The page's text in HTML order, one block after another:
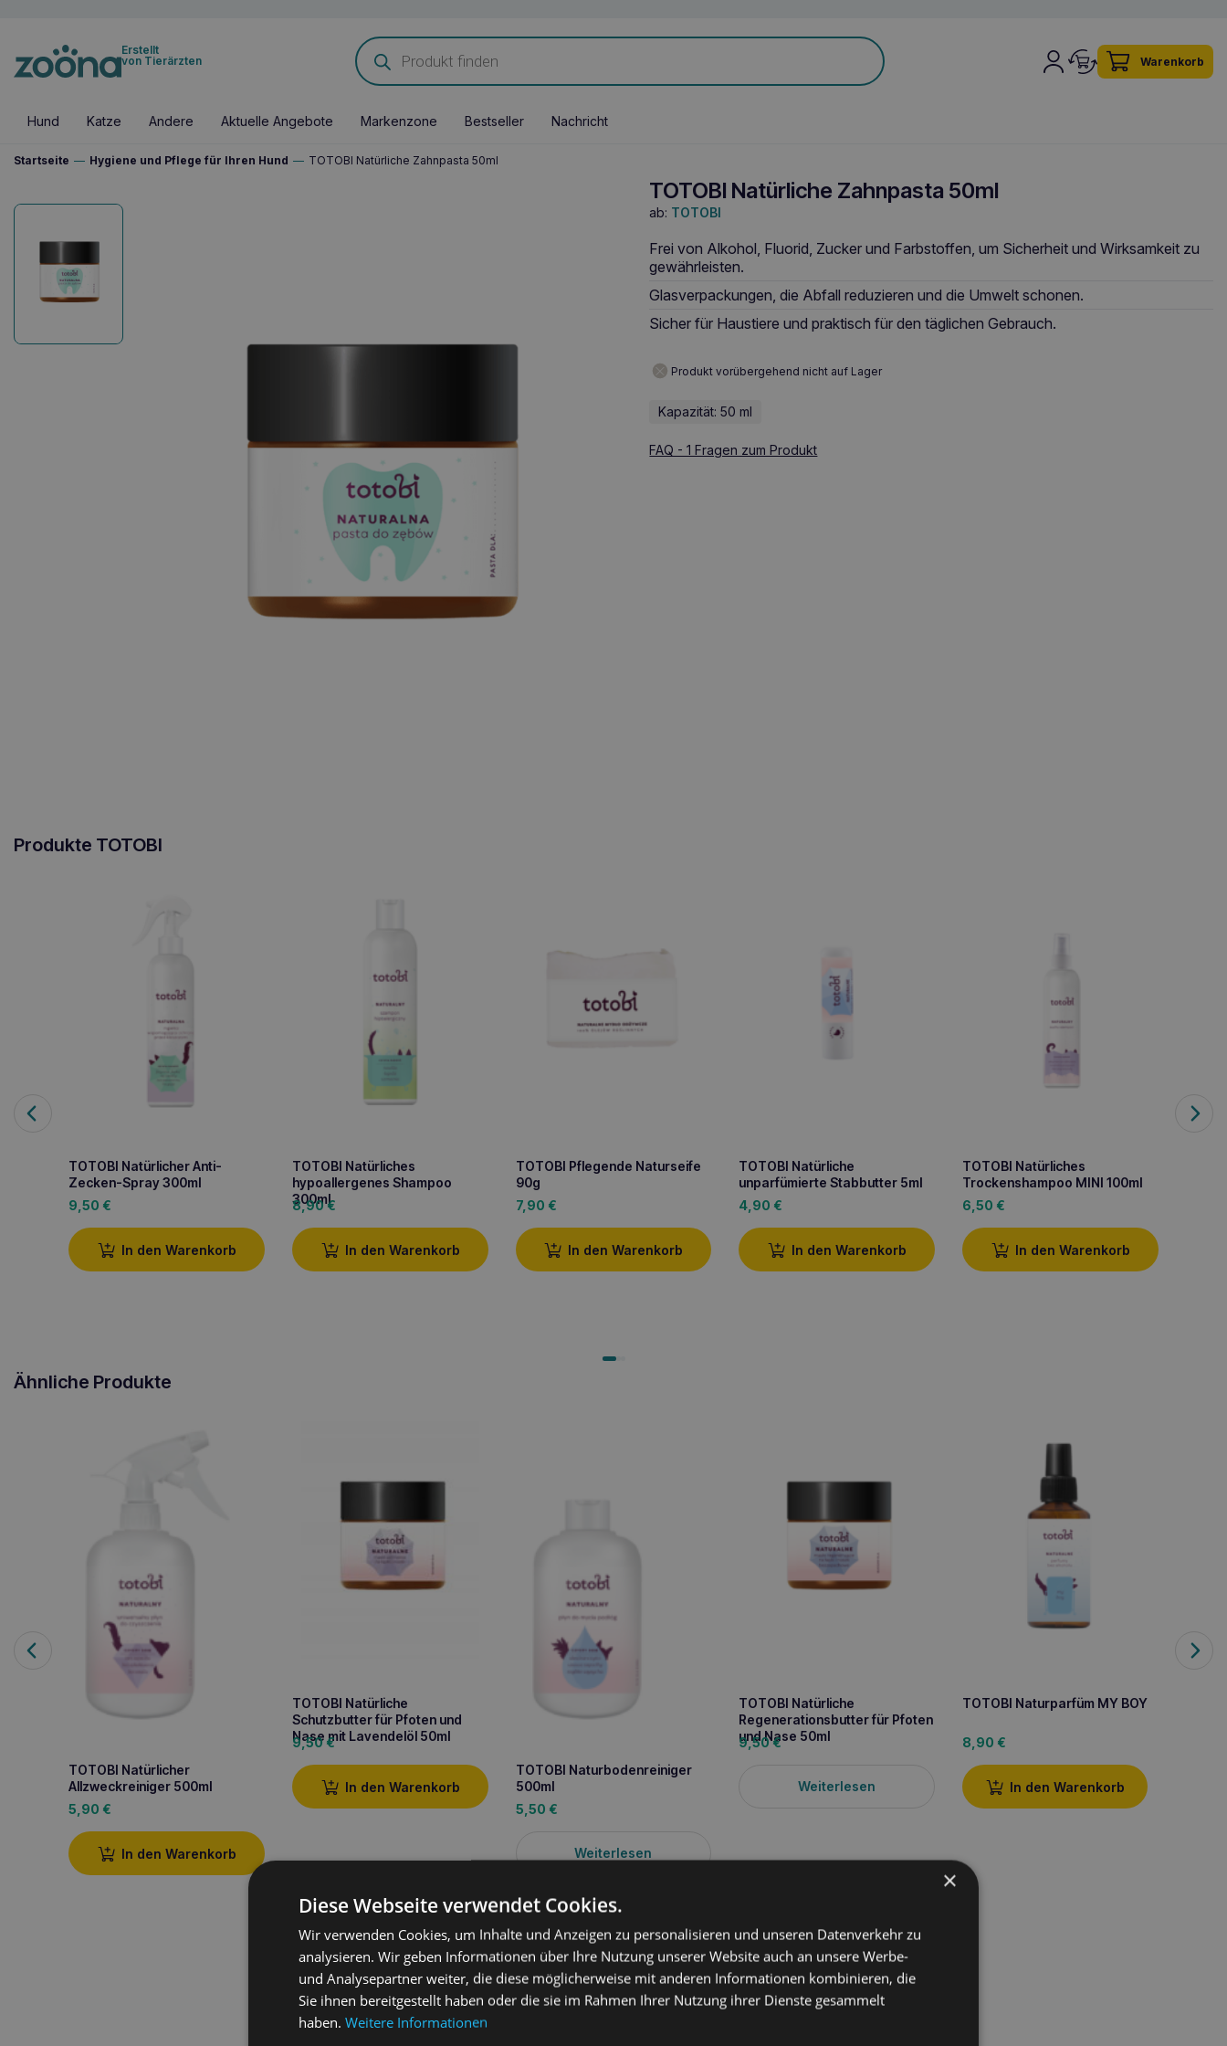
Erstellt
von Tierärzten
Products
search
Warenkorb
Hund Katze Andere Aktuelle Angebote Markenzone Bestseller Nachricht
Startseite — Hygiene und Pflege für Ihren Hund — TOTOBI Natürliche Zahnpasta 50ml
TOTOBI Natürliche Zahnpasta 50ml
ab: TOTOBI
Frei von Alkohol, Fluorid, Zucker und Farbstoffen, um Sicherheit und Wirksamkeit zu
gewährleisten.
Glasverpackungen, die Abfall reduzieren und die Umwelt schonen.
Sicher für Haustiere und praktisch für den täglichen Gebrauch.
Produkt vorübergehend nicht auf Lager
Kapazität: 50 ml
FAQ - 1 Fragen zum Produkt
Produkte TOTOBI
TOTOBI Natürlicher Anti-
Zecken-Spray 300ml
9,50 €
In den Warenkorb
TOTOBI Natürliches
hypoallergenes Shampoo
300ml
8,90€
In den Warenkorb
TOTOBI Pflegende Naturseife
90g
7,90 €
In den Warenkorb
TOTOBI Natürliche
unparfümierte Stabbutter 5ml
4,90 €
In den Warenkorb
TOTOBI Natürliches
Trockenshampoo MINI 100ml
6,50 €
In den Warenkorb
Ähnliche Produkte
TOTOBI Natürlicher
Allzweckreiniger 500ml
5,90 €
In den Warenkorb
TOTOBI Natürliche
Schutzbutter für Pfoten und
Nase mit Lavendelöl 50ml
9,50€
In den Warenkorb
TOTOBI Naturbodenreiniger
500ml
5,50 €
Weiterlesen
TOTOBI Natürliche
Regenerationsbutter für Pfoten
und Nase 50ml
9,50€
Weiterlesen
TOTOBI Naturparfüm MY BOY
8,90 €
In den Warenkorb
Produktbeschreibung
TOTOBI Natural Toothpasteist die perfekte Lösung für Hunde- und Katzenbesitzer, die ihren Haustieren eine
gesunde und sichere Zahnpflegebieten wollen. Ihre natürliche Formel, angereichert mit
×
Diese Webseite verwendet Cookies.
Wir verwenden Cookies, um Inhalte und Anzeigen zu personalisieren und unseren Datenverkehr zu
analysieren. Wir geben Informationen über Ihre Nutzung unserer Website auch an unsere Werbe-
und Analysepartner weiter, die diese möglicherweise mit anderen Informationen kombinieren, die
Sie ihnen bereitgestellt haben oder die sie im Rahmen Ihrer Nutzung ihrer Dienste gesammelt
haben. Weitere Informationen